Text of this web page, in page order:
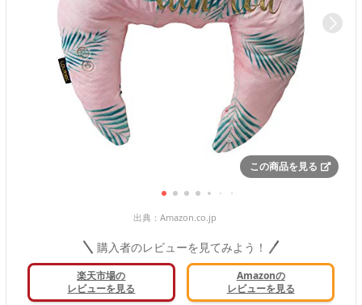
この商品を見る
出典： Amazon.co.jp
購入者のレビューを見てみよう！
楽天市場の
レビューを見る
Amazonの
レビューを見る